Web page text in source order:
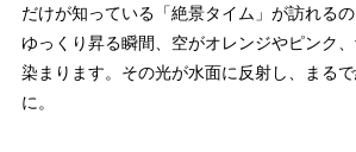
だけが知っている「絶景タイム」が訪れる
ゆっくり昇る瞬間、空がオレンジやピンク
染まります。その光が水面に反射し、まる
に。